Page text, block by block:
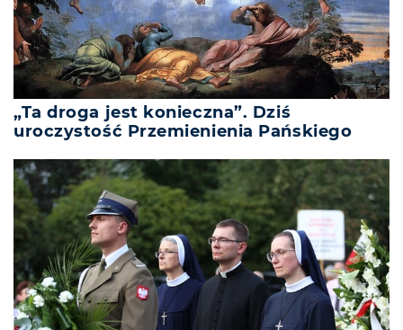
„Ta droga jest konieczna”. Dziś
uroczystość Przemienienia Pańskiego